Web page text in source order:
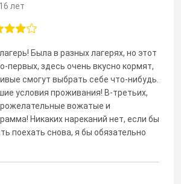
лет
Была в разных лагерях, но этот
первых, здесь очень вкусно кормят,
смогут выбрать себе что-нибудь.
условия проживания! В-третьих,
вожатые и
Никаких нареканий нет, если бы
поехать снова, я бы обязательно